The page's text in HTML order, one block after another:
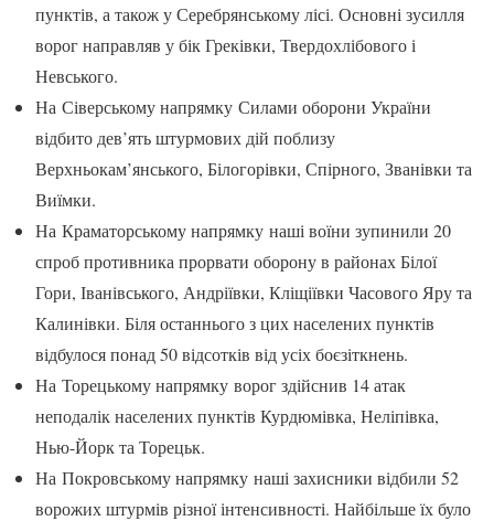
пунктів, а також у Серебрянському лісі. Основні зусилля
ворог направляв у бік Греківки, Твердохлібового і
Невського.
На Сіверському напрямку Силами оборони України
відбито дев’ять штурмових дій поблизу
Верхньокам’янського, Білогорівки, Спірного, Званівки та
Виїмки.
На Краматорському напрямку наші воїни зупинили 20
спроб противника прорвати оборону в районах Білої
Гори, Іванівського, Андріївки, Кліщіївки Часового Яру та
Калинівки. Біля останнього з цих населених пунктів
відбулося понад 50 відсотків від усіх боєзіткнень.
На Торецькому напрямку ворог здійснив 14 атак
неподалік населених пунктів Курдюмівка, Неліпівка,
Нью-Йорк та Торецьк.
На Покровському напрямку наші захисники відбили 52
ворожих штурмів різної інтенсивності. Найбільше їх було